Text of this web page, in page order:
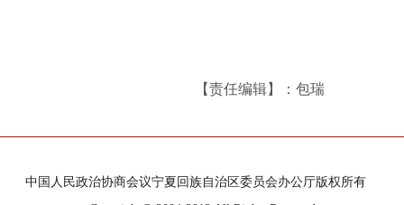
【责任编辑】：包瑞
中国人民政治协商会议宁夏回族自治区委员会办公厅版权所有